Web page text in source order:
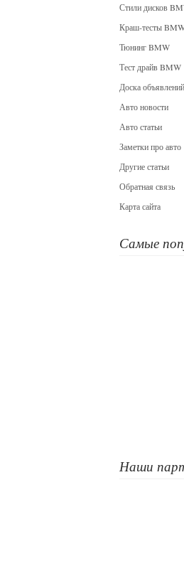
Стили дисков
Краш-тесты
Тюнинг BMW
Тест драйв BMW
Доска объявлений
Авто новости
Авто статьи
Заметки про авто
Другие статьи
Обратная связь
Карта сайта
Самые
Наши